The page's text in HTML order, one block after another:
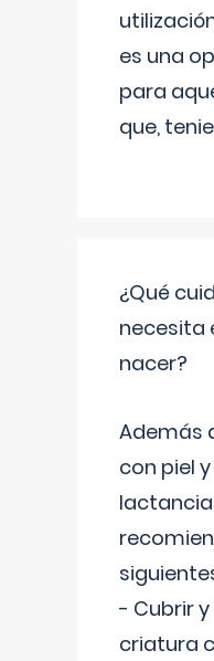
es una
para
que,
¿Qué
necesita
nacer?
Además
con piel
- Cubrir
criatura